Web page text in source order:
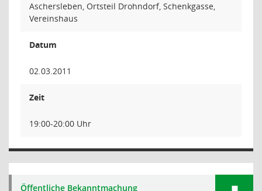
Aschersleben, Ortsteil Drohndorf, Schenkgasse,
Vereinshaus
Datum
02.03.2011
Zeit
19:00-20:00 Uhr
Öffentliche Bekanntmachung